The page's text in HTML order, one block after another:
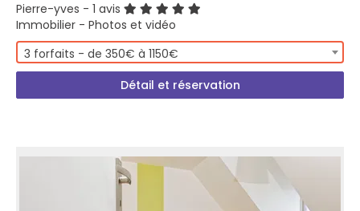
Pierre-yves - 1 avis
Immobilier - Photos et vidéo
3 forfaits - de 350€ à 1150€
Détail et réservation